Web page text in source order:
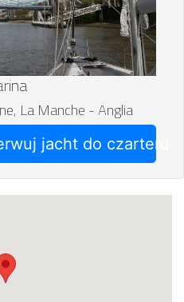
La Manche - Anglia
jacht do czarteru